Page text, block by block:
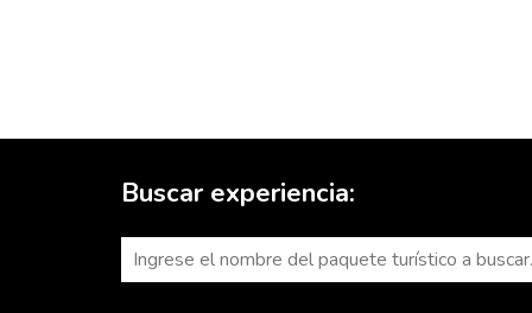
Buscar experiencia: